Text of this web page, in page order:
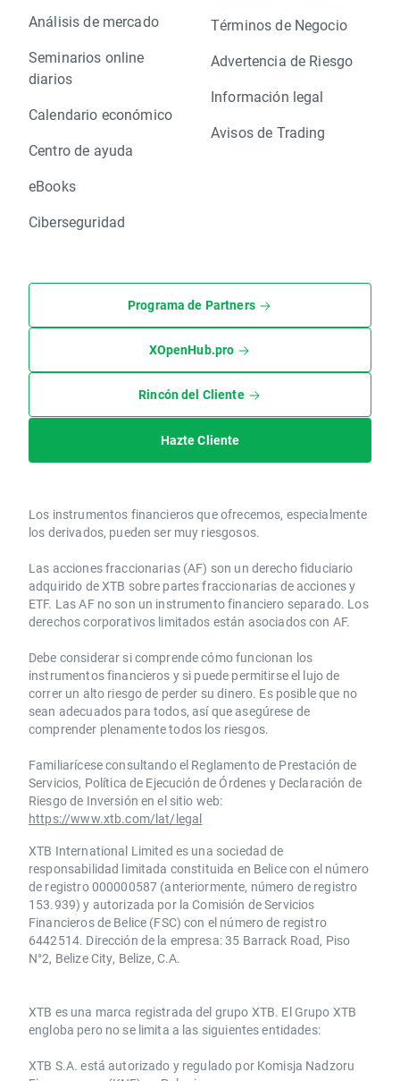
Análisis de mercado
Seminarios online
diarios
Calendario económico
Centro de ayuda
eBooks
Ciberseguridad
Términos de Negocio
Advertencia de Riesgo
Información legal
Avisos de Trading
Programa de Partners
XOpenHub.pro
Rincón del Cliente
Hazte Cliente
Los instrumentos financieros que ofrecemos, especialmente
los derivados, pueden ser muy riesgosos.
Las acciones fraccionarias (AF) son un derecho fiduciario
adquirido de XTB sobre partes fraccionarias de acciones y
ETF. Las AF no son un instrumento financiero separado. Los
derechos corporativos limitados están asociados con AF.
Debe considerar si comprende cómo funcionan los
instrumentos financieros y si puede permitirse el lujo de
correr un alto riesgo de perder su dinero. Es posible que no
sean adecuados para todos, así que asegúrese de
comprender plenamente todos los riesgos.
Familiarícese consultando el Reglamento de Prestación de
Servicios, Política de Ejecución de Órdenes y Declaración de
Riesgo de Inversión en el sitio web:
https://www.xtb.com/lat/legal
XTB International Limited es una sociedad de
responsabilidad limitada constituida en Belice con el número
de registro 000000587 (anteriormente, número de registro
153.939) y autorizada por la Comisión de Servicios
Financieros de Belice (FSC) con el número de registro
6442514. Dirección de la empresa: 35 Barrack Road, Piso
N°2, Belize City, Belize, C.A.
​​XTB es una marca registrada del grupo XTB. El Grupo XTB
engloba pero no se limita a las siguientes entidades:
XTB S.A.​ está autorizado y regulado por Komisja Nadzoru